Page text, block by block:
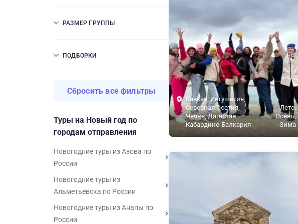
РАЗМЕР ГРУППЫ
ПОДБОРКИ
Сбросить все фильтры
Туры на Новый год по
городам отправления
Новогодние туры из Азова по
России
Новогодние туры из
Альметьевска по России
Новогодние туры из Анапы по
России
Кавказ, Ингушетия,
Северная Осетия,
Чечня, Дагестан,
Кабардино-Балкария
Лето,
Осень,
Зима